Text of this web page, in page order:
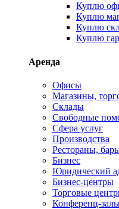
Куплю
Куплю
Куплю
Куплю
Аренда
Офисы
Магазины,
Склады
Свободные
Сфера услуг
Производства
Рестораны,
Бизнес
Юридический
Бизнес-центры
Торговые
Конференц-